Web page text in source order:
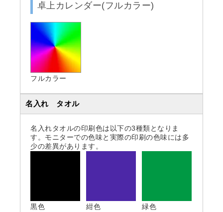
卓上カレンダー(フルカラー)
フルカラー
名入れ タオル
名入れタオルの印刷色は以下の3種類となりま
す。モニターでの色味と実際の印刷の色味には多
少の差異があります。
黒色 紺色 緑色